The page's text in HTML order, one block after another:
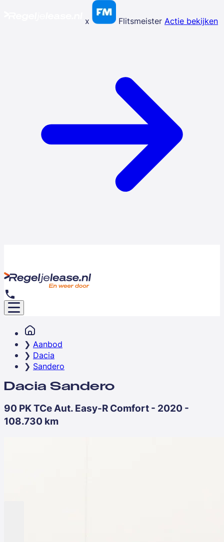
x Flitsmeister Actie bekijken
Aanbod
Dacia
Sandero
Dacia Sandero
90 PK TCe Aut. Easy-R Comfort - 2020 -
108.730 km